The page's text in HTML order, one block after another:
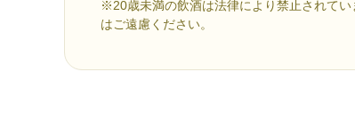
※20歳未満の飲酒は法律により禁止されて
はご遠慮ください。